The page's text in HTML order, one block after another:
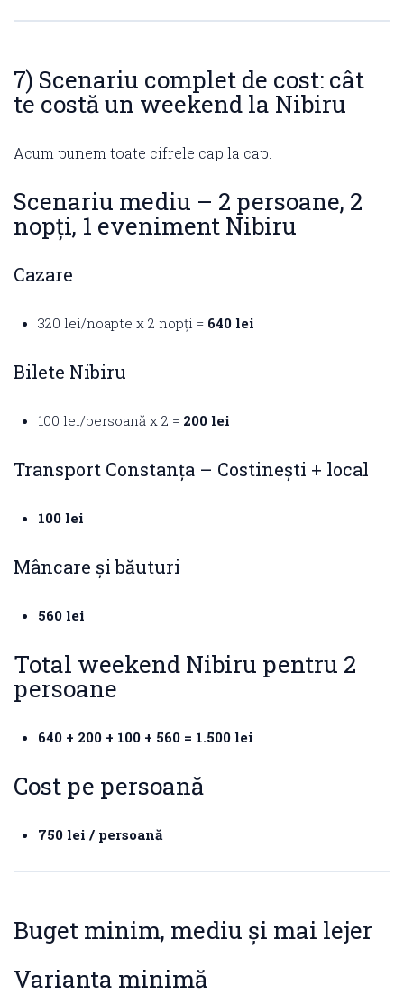
7) Scenariu complet de cost: cât
te costă un weekend la Nibiru
Acum punem toate cifrele cap la cap.
Scenariu mediu – 2 persoane, 2
nopți, 1 eveniment Nibiru
Cazare
320 lei/noapte x 2 nopți = 640 lei
Bilete Nibiru
100 lei/persoană x 2 = 200 lei
Transport Constanța – Costinești + local
100 lei
Mâncare și băuturi
560 lei
Total weekend Nibiru pentru 2
persoane
640 + 200 + 100 + 560 = 1.500 lei
Cost pe persoană
750 lei / persoană
Buget minim, mediu și mai lejer
Varianta minimă